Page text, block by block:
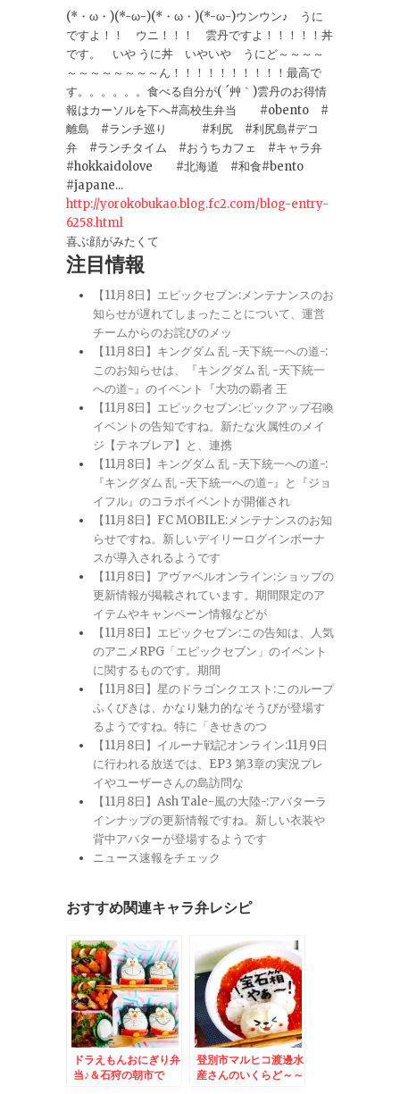
(*・ω・)(*-ω-)(*・ω・)(*-ω-)ウンウン♪ うに
ですよ！！ ウニ！！！ 雲丹ですよ！！！！！丼
です。 いや うに丼 いやいや うにど～～～～
～～～～～～～～ん！！！！！！！！！！最高で
す。。。。。。食べる自分が( ´艸｀)雲丹のお得情
報はカーソルを下へ#高校生弁当 #obento #
離島 #ランチ巡り #利尻 #利尻島#デコ
弁 #ランチタイム #おうちカフェ #キャラ弁
#hokkaidolove #北海道 #和食#bento
#japane...
http://yorokobukao.blog.fc2.com/blog-entry-
6258.html
喜ぶ顔がみたくて
注目情報
【11月8日】エピックセブン:メンテナンスのお
知らせが遅れてしまったことについて、運営
チームからのお詫びのメッ
【11月8日】キングダム 乱 -天下統一への道-:
このお知らせは、『キングダム 乱 -天下統一
への道-』のイベント『大功の覇者 王
【11月8日】エピックセブン:ピックアップ召喚
イベントの告知ですね。新たな火属性のメイ
ジ【テネブレア】と、連携
【11月8日】キングダム 乱 -天下統一への道-:
『キングダム 乱 -天下統一への道-』と『ジョ
イフル』のコラボイベントが開催され
【11月8日】FC MOBILE:メンテナンスのお知
らせですね。新しいデイリーログインボーナ
スが導入されるようです
【11月8日】アヴァベルオンライン:ショップの
更新情報が掲載されています。期間限定のア
イテムやキャンペーン情報などが
【11月8日】エピックセブン:この告知は、人気
のアニメRPG「エピックセブン」のイベント
に関するものです。期間
【11月8日】星のドラゴンクエスト:このループ
ふくびきは、かなり魅力的なそうびが登場す
るようですね。特に「きせきのつ
【11月8日】イルーナ戦記オンライン:11月9日
に行われる放送では、EP3 第3章の実況プレ
イやユーザーさんの島訪問な
【11月8日】Ash Tale-風の大陸-:アバターラ
インナップの更新情報ですね。新しい衣装や
背中アバターが登場するようです
ニュース速報をチェック
おすすめ関連キャラ弁レシピ
ドラえもんおにぎり弁
当♪＆石狩の朝市で
登別市マルヒコ渡邊水
産さんのいくらど～～